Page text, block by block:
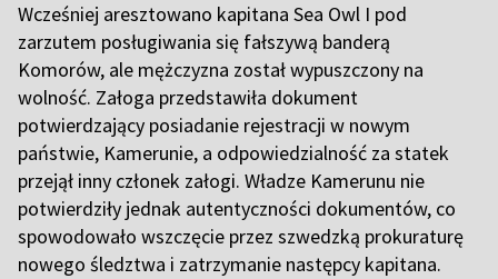
Wcześniej aresztowano kapitana Sea Owl I pod
zarzutem posługiwania się fałszywą banderą
Komorów, ale mężczyzna został wypuszczony na
wolność. Załoga przedstawiła dokument
potwierdzający posiadanie rejestracji w nowym
państwie, Kamerunie, a odpowiedzialność za statek
przejął inny członek załogi. Władze Kamerunu nie
potwierdziły jednak autentyczności dokumentów, co
spowodowało wszczęcie przez szwedzką prokuraturę
nowego śledztwa i zatrzymanie następcy kapitana.